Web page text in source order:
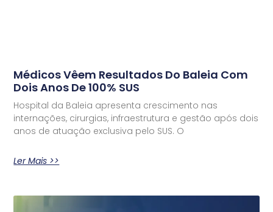
Médicos Vêem Resultados Do Baleia Com
Dois Anos De 100% SUS
Hospital da Baleia apresenta crescimento nas
internações, cirurgias, infraestrutura e gestão após dois
anos de atuação exclusiva pelo SUS. O
Ler Mais >>